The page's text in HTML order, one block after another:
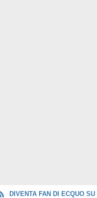
DIVENTA FAN DI ECQUO SU